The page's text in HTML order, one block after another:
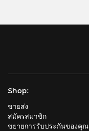
Shop:
ขายส่ง
สมัครสมาชิก
ขยายการรับประกันของคุณ